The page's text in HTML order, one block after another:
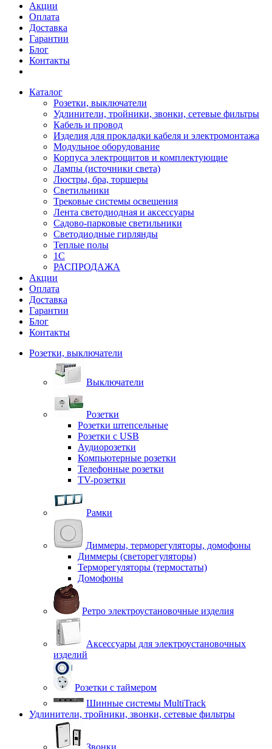
Акции
Оплата
Доставка
Гарантии
Блог
Контакты
Каталог
Розетки, выключатели
Удлинители, тройники, звонки, сетевые фильтры
Кабель и провод
Изделия для прокладки кабеля и электромонтажа
Модульное оборудование
Корпуса электрощитов и комплектующие
Лампы (источники света)
Люстры, бра, торшеры
Светильники
Трековые системы освещения
Лента светодиодная и аксессуары
Садово-парковые светильники
Светодиодные гирлянды
Теплые полы
1С
РАСПРОДАЖА
Акции
Оплата
Доставка
Гарантии
Блог
Контакты
Розетки, выключатели
Выключатели
Розетки
Розетки штепсельные
Розетки с USB
Аудиорозетки
Компьютерные розетки
Телефонные розетки
TV-розетки
Рамки
Диммеры, терморегуляторы, домофоны
Диммеры (светорегуляторы)
Терморегуляторы (термостаты)
Домофоны
Ретро электроустановочные изделия
Аксессуары для электроустановочных
изделий
Розетки с таймером
Шинные системы MultiTrack
Удлинители, тройники, звонки, сетевые фильтры
Звонки